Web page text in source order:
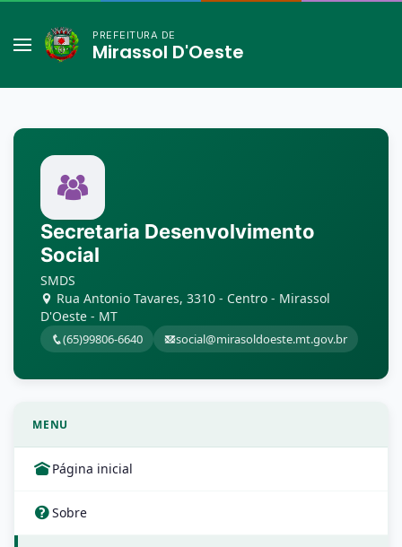
PREFEITURA DE
Mirassol D'Oeste
Secretaria Desenvolvimento
Social
SMDS
Rua Antonio Tavares, 3310 - Centro - Mirassol
D'Oeste - MT
(65)99806-6640 social@mirasoldoeste.mt.gov.br
MENU
Página inicial
Sobre